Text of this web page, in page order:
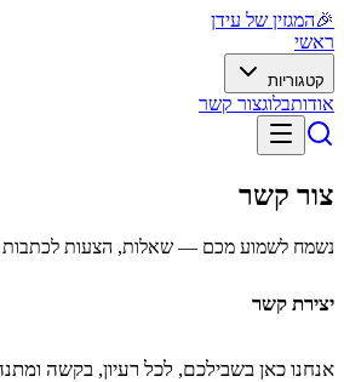
🎉המגזין של עידן
ראשי
קטגוריות
אודותבלוגצור קשר
צור קשר
נשמח לשמוע מכם — שאלות, הצעות לכתבות
יצירת קשר
אנחנו כאן בשבילכם, לכל רעיון, בקשה